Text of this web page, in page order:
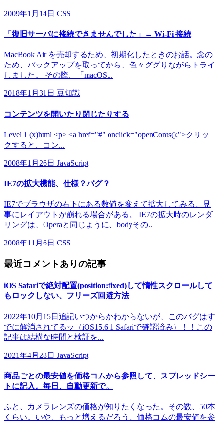
2009年1月14日 CSS
「復旧サーバに接続できませんでした」→ Wi-Fi 接続
MacBook Air を売却するため、初期化したときのお話。念の
ため、バックアップを取ってから、色々ググりながらトライ
しました。 その際、「macOS...
2018年1月31日 豆知識
コンテンツを開いたり閉じたりする
Level 1 (x)html <p> <a href="#" onclick="openConts();">クリッ
クすると、コン...
2008年1月26日 JavaScript
IE7の拡大機能、仕様？バグ？
IE7でブラウザの右下にある数値を変えて拡大してみる。見
事にレイアウトが崩れる場合がある。 IE7の拡大時のレンダ
リングは、Operaと同じように、bodyその...
2008年11月6日 CSS
最近コメントありの記事
iOS Safariで絶対配置(position:fixed)して惰性スクロールして
もロックしない、フリーズ回避方法
2022年10月15日追記いつからかわからないが、このバグはす
でに解消されてるッ（iOS15.6.1 Safariで確認済み）！！この
記事は結構な時間と検証を...
2021年4月28日 JavaScript
商品ごとの最安値を価格コムから参照して、スプレッドシー
トに記入。毎日、自動更新で。
ふと、カメラレンズの価格が知りたくなった。その数、50本
くらい。いや、もっと増えるだろう。価格コムの最安値を参